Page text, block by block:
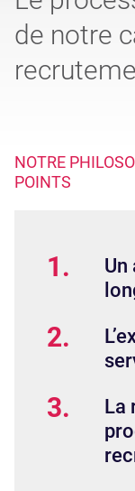
de notre
NOTRE
POINTS
1.
Un
2.
3.
La